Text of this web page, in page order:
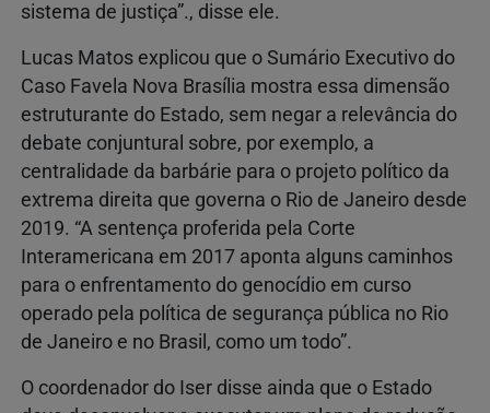
sistema de justiça”., disse ele.
Lucas Matos explicou que o Sumário Executivo do
Caso Favela Nova Brasília mostra essa dimensão
estruturante do Estado, sem negar a relevância do
debate conjuntural sobre, por exemplo, a
centralidade da barbárie para o projeto político da
extrema direita que governa o Rio de Janeiro desde
2019. “A sentença proferida pela Corte
Interamericana em 2017 aponta alguns caminhos
para o enfrentamento do genocídio em curso
operado pela política de segurança pública no Rio
de Janeiro e no Brasil, como um todo”.
O coordenador do Iser disse ainda que o Estado